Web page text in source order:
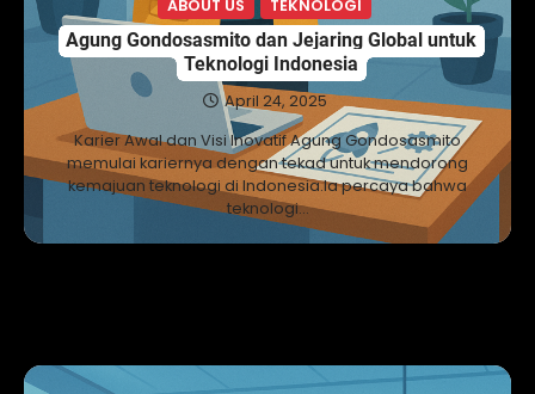
ABOUT US TEKNOLOGI
Agung Gondosasmito dan Jejaring Global untuk
Teknologi Indonesia
April 24, 2025
Karier Awal dan Visi Inovatif Agung Gondosasmito
memulai kariernya dengan tekad untuk mendorong
kemajuan teknologi di Indonesia.Ia percaya bahwa
teknologi…